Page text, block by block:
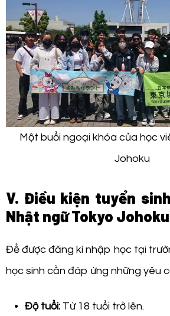
Một buổi ngoại khóa của học
Johoku
V. Điều kiện tuyển
Nhật ngữ Tokyo Johoku
Để được đăng kí nhập học tại
học sinh cần đáp ứng những yêu
Độ tuổi: Từ 18 tuổi trở lên.